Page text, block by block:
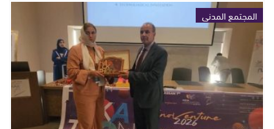
المجتمع المدني